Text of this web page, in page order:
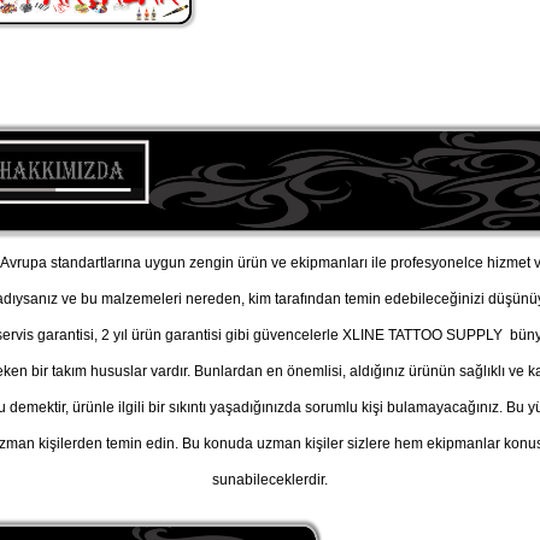
standartlarına uygun zengin ürün ve ekipmanları ile profesyonelce
ve bu malzemeleri nereden, kim tarafından temin edebileceğinizi
garantisi, 2 yıl ürün garantisi gibi güvencelerle XLINE TATTOO SUPPLY
bir takım hususlar vardır. Bunlardan en önemlisi, aldığınız ürünün sağlıklı ve
ürünle ilgili bir sıkıntı yaşadığınızda sorumlu kişi bulamayacağınız.
kişilerden temin edin. Bu konuda uzman kişiler sizlere hem ekipmanlar
sunabileceklerdir.